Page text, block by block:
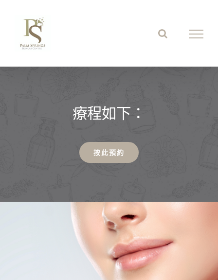
content
療程如下：
按此預約